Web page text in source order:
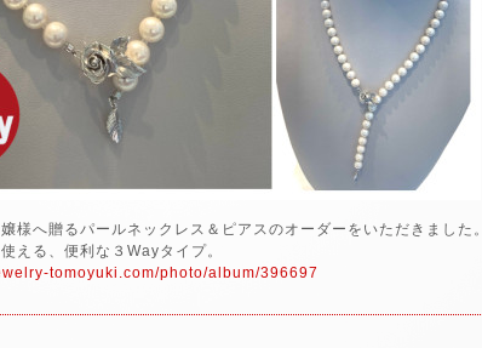
様へ贈るパールネックレス＆ピアスのオーダーをいただきました。
える、便利な３Wayタイプ。
tomoyuki.com/photo/album/396697